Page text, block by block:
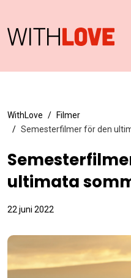
WithLove
Filmer
Semesterfilmer för den
ultimata
22 juni 2022